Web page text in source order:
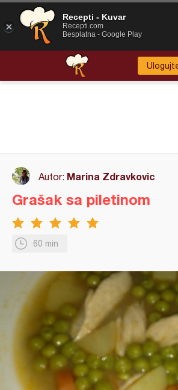
Autor: Marina Zdravkovic
60 min
Grašak sa piletinom
Recepti - Kuvar
Recepti.com
Besplatna - Google Play